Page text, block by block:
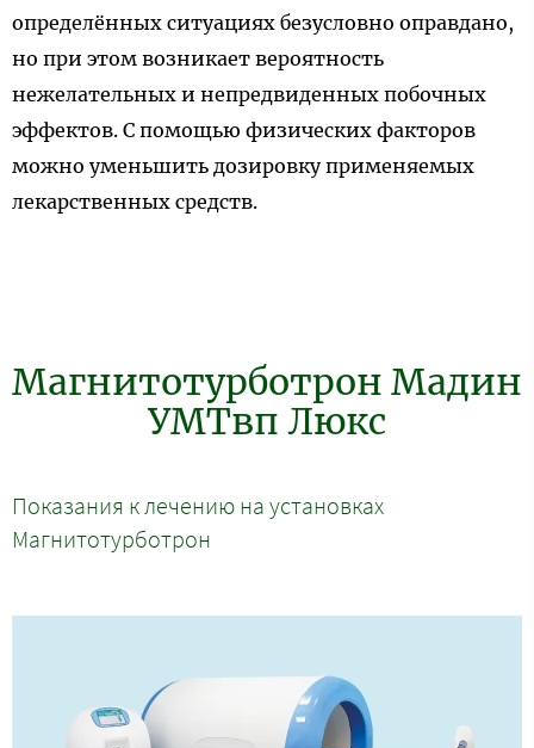
определённых ситуациях безусловно оправдано,
но при этом возникает вероятность
нежелательных и непредвиденных побочных
эффектов. С помощью физических факторов
можно уменьшить дозировку применяемых
лекарственных средств.
Магнитотурботрон Мадин
УМТвп Люкс
Показания к лечению на установках
Магнитотурботрон